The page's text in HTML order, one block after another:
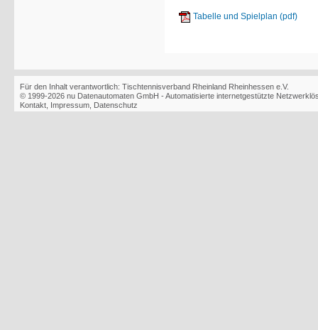
Tabelle und Spielplan (pdf)
Für den Inhalt verantwortlich: Tischtennisverband Rheinland Rheinhessen e.V.
© 1999-2026 nu Datenautomaten GmbH - Automatisierte internetgestützte
Kontakt Impressum Datenschutz